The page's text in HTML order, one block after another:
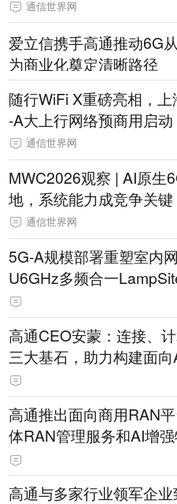
通信世界网
爱立信携手高通推动6G
为商业化奠定清晰路径
随行WiFi X重磅亮相，
-A大上行网络预商用启动
通信世界网
MWC2026观察 | AI原生
地，系统能力成竞争关键
通信世界网
5G-A规模部署重塑室内
U6GHz多频合一
内网络新基线
高通CEO安蒙：连接、
三大基石，助力构建面向
G
高通推出面向商用RAN
体RAN管理服务和AI增
通往6G之路上为电信运营
造价值
高通与多家行业领军企